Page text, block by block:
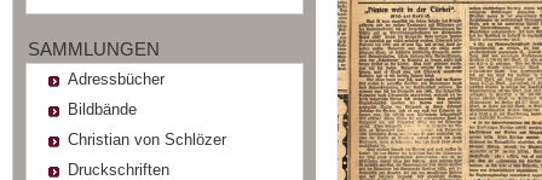
SAMMLUNGEN
Adressbücher
Bildbände
Christian von Schlözer
Druckschriften